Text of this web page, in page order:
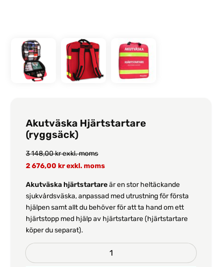
Akutväska Hjärtstartare
(ryggsäck)
3 148,00krexkl. moms
2 676,00krexkl. moms
Akutväska hjärtstartareär en stor heltäckande
sjukvårdsväska, anpassad med utrustning för första
hjälpen samt allt du behöver för att ta hand om ett
hjärtstopp med hjälp av hjärtstartare (hjärtstartare
köper du separat).
Akutväska
Hjärtstartare